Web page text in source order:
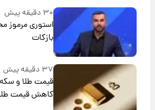
۳۰ دقیقه پیش
استوری مرموز محمدحسین
بازکات
کاهش قیمت طلا و سکه